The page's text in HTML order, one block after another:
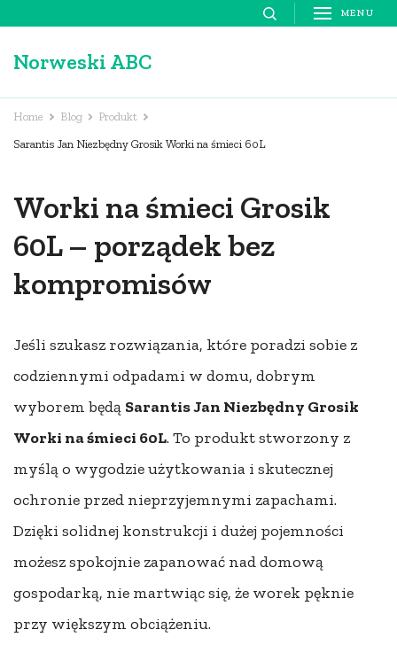
content
Enter)
MENU
Norweski ABC
Home Blog Produkt
Sarantis Jan Niezbędny Grosik Worki na śmieci 60L
Worki na śmieci Grosik
60L – porządek bez
kompromisów
Jeśli szukasz rozwiązania, które poradzi sobie z
codziennymi odpadami w domu, dobrym
wyborem będą Sarantis Jan Niezbędny Grosik
Worki na śmieci 60L. To produkt stworzony z
myślą o wygodzie użytkowania i skutecznej
ochronie przed nieprzyjemnymi zapachami.
Dzięki solidnej konstrukcji i dużej pojemności
możesz spokojnie zapanować nad domową
gospodarką, nie martwiąc się, że worek pęknie
przy większym obciążeniu.